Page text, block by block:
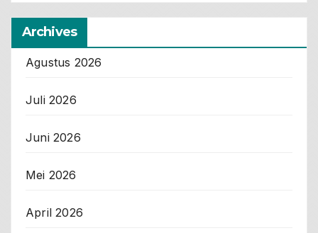
Archives
Agustus 2026
Juli 2026
Juni 2026
Mei 2026
April 2026